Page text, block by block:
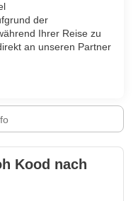
der
Ihrer Reise zu
an unseren Partner
Kood nach